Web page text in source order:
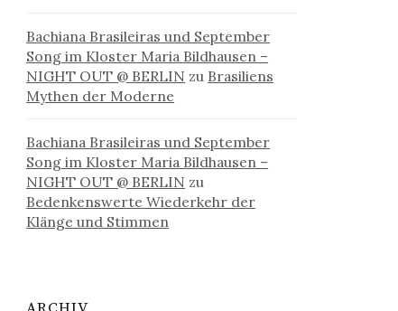
Bachiana Brasileiras und September
Song im Kloster Maria Bildhausen –
NIGHT OUT @ BERLIN zu Brasiliens
Mythen der Moderne
Bachiana Brasileiras und September
Song im Kloster Maria Bildhausen –
NIGHT OUT @ BERLIN zu
Bedenkenswerte Wiederkehr der
Klänge und Stimmen